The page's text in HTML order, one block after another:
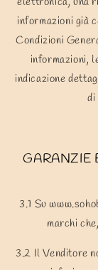
informazioni già
Condizioni
informazioni,
indicazione
di
GARANZIE
3.1 Su
marchi
3.2 Il Venditore